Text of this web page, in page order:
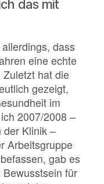
das mit
dass
eine echte
hat die
gezeigt,
im
2007/2008 –
der Klinik –
Arbeitsgruppe
gab es
für